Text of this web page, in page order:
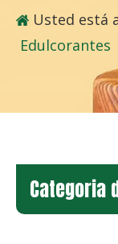
Usted está
Edulcorantes
Categoria